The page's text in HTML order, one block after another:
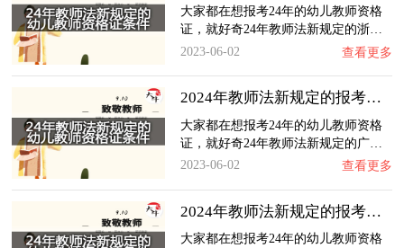
大家都在想报考24年的幼儿教师资格
证，就好奇24年教师法新规定的浙…
2023-06-02
查看更多
2024年教师法新规定的报考广东幼儿教师资格证…
大家都在想报考24年的幼儿教师资格
证，就好奇24年教师法新规定的广…
2023-06-02
查看更多
2024年教师法新规定的报考江苏幼儿教师资格证…
大家都在想报考24年的幼儿教师资格